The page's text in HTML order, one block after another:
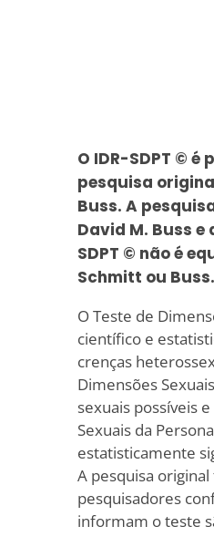
O IDR-SDPT ©
pesquisa
Buss. A
David M. Buss e
SDPT © não é
Schmitt ou Buss.
O Teste de
científico e
crenças
Dimensões
sexuais possíveis
Sexuais da
estatisticamente
A pesquisa
pesquisadores
informam o teste